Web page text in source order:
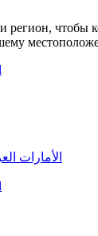
регион, чтобы
الأمارات